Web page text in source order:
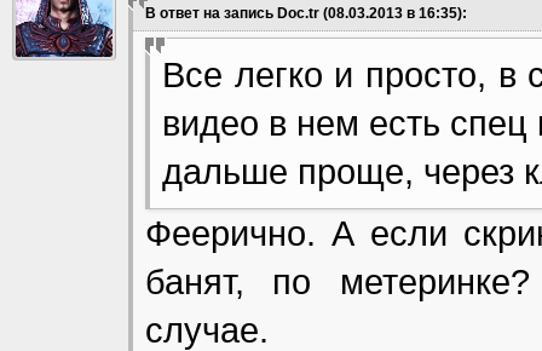
В ответ на запись Doc.tr (08.03.2013 в 16:35):
Все легко и просто, в
видео в нем есть спец
дальше проще, через
Феерично. А если
банят, по
случае.